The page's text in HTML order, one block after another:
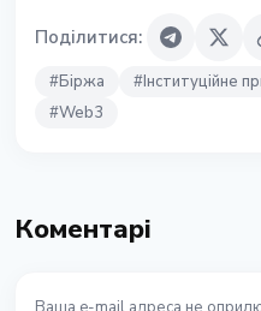
Поділитися:
#Біржа #Інституційне
#Web3
Коментарі